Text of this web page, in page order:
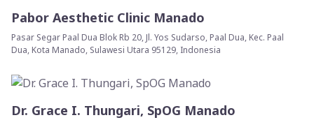
Pabor Aesthetic Clinic Manado
Pasar Segar Paal Dua Blok Rb 20, Jl. Yos Sudarso, Paal Dua, Kec. Paal
Dua, Kota Manado, Sulawesi Utara 95129, Indonesia
Dr. Grace I. Thungari, SpOG Manado